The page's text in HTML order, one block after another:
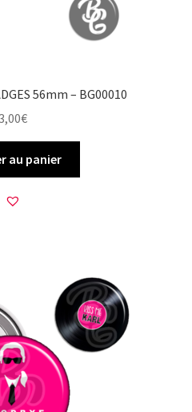
56mm – BG00010
€
au panier